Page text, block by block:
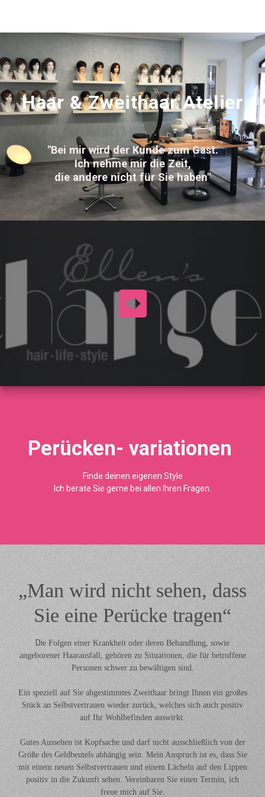
Haar & Zweithaar Atelier
"Bei mir wird der Kunde zum Gast.
Ich nehme mir die Zeit,
die andere nicht für Sie haben"
Perücken- variationen
Finde deinen eigenen Style
Ich berate Sie gerne bei allen Ihren Fragen.
„Man wird nicht sehen, dass
Sie eine Perücke tragen“
Die Folgen einer Krankheit oder deren Behandlung, sowie
angeborener Haarausfall, gehören zu Situationen, die für betroffene
Personen schwer zu bewältigen sind.
Ein speziell auf Sie abgestimmtes Zweithaar bringt Ihnen ein großes
Stück an Selbstvertrauen wieder zurück, welches sich auch positiv
auf Ihr Wohlbefinden auswirkt.
Gutes Aussehen ist Kopfsache und darf nicht ausschließlich von der
Größe des Geldbeutels abhängig sein. Mein Anspruch ist es, dass Sie
mit einem neuen Selbstvertrauen und einem Lächeln auf den Lippen
positiv in die Zukunft sehen. Vereinbaren Sie einen Termin, ich
freue mich auf Sie.